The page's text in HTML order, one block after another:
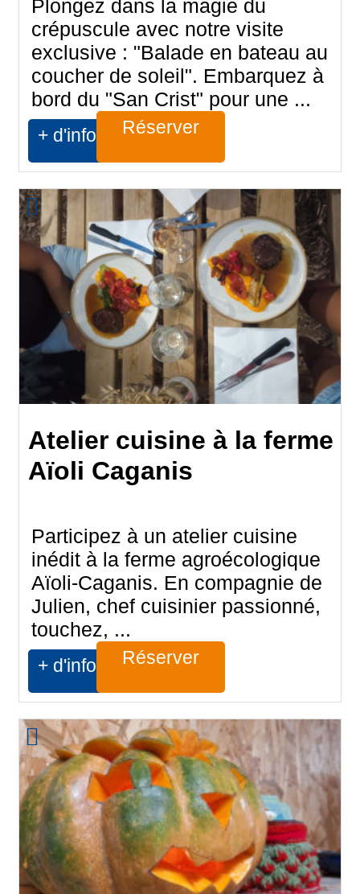
Plongez dans la magie du
crépuscule avec notre visite
exclusive : "Balade en bateau au
coucher de soleil". Embarquez à
bord du "San Crist" pour une ...
+ d'infos Réserver
Atelier cuisine à la ferme
Aïoli Caganis
Participez à un atelier cuisine
inédit à la ferme agroécologique
Aïoli-Caganis. En compagnie de
Julien, chef cuisinier passionné,
touchez, ...
+ d'infos Réserver